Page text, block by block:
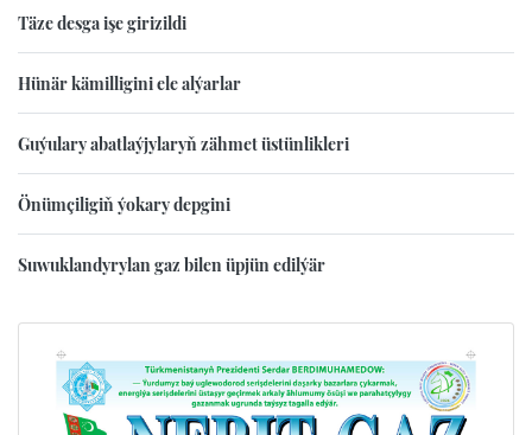
Täze desga işe girizildi
Hünär kämilligini ele alýarlar
Guýulary abatlaýjylaryň zähmet üstünlikleri
Önümçiligiň ýokary depgini
Suwuklandyrylan gaz bilen üpjün edilýär